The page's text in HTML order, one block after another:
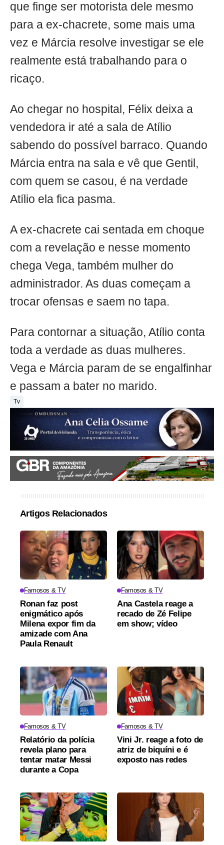
que finge ser motorista dele mesmo
para a ex-chacrete, some mais uma
vez e Márcia resolve investigar se ele
realmente está trabalhando para o
ricaço.
Ao chegar no hospital, Félix deixa a
vendedora ir até a sala de Atílio
sabendo do possível barraco. Quando
Márcia entra na sala e vê que Gentil,
com quem se casou, é na verdade
Atílio ela fica pasma.
A ex-chacrete cai sentada em choque
com a revelação e nesse momento
chega Vega, também mulher do
administrador. As duas começam a
trocar ofensas e saem no tapa.
Para contornar a situação, Atílio conta
toda a verdade as duas mulheres.
Vega e Márcia param de se engalfinhar
e passam a bater no marido.
Tv
Artigos Relacionados
Famosos & TV
Ronan faz post
enigmático após
Milena expor fim da
amizade com Ana
Paula Renault
Famosos & TV
Ana Castela reage a
recado de Zé Felipe
em show; vídeo
Famosos & TV
Relatório da polícia
revela plano para
tentar matar Messi
durante a Copa
Famosos & TV
Vini Jr. reage a foto de
atriz de biquíni e é
exposto nas redes